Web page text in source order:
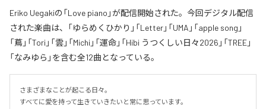
Eriko Uegakiの「Love piano」が配信開始された。今回デジタル配信
された楽曲は、「ゆらめくひかり」「Letter」「UMA」「apple song」
「蔦」「Tori」「雲」「Michi」「運命」「Hibi うつくしい日々2026」「TREE」
「なみゆら」を含む全12曲となっている。
さまざまなことが起こる日々。
すべてに愛を持って生きていきたいと常に思っています。